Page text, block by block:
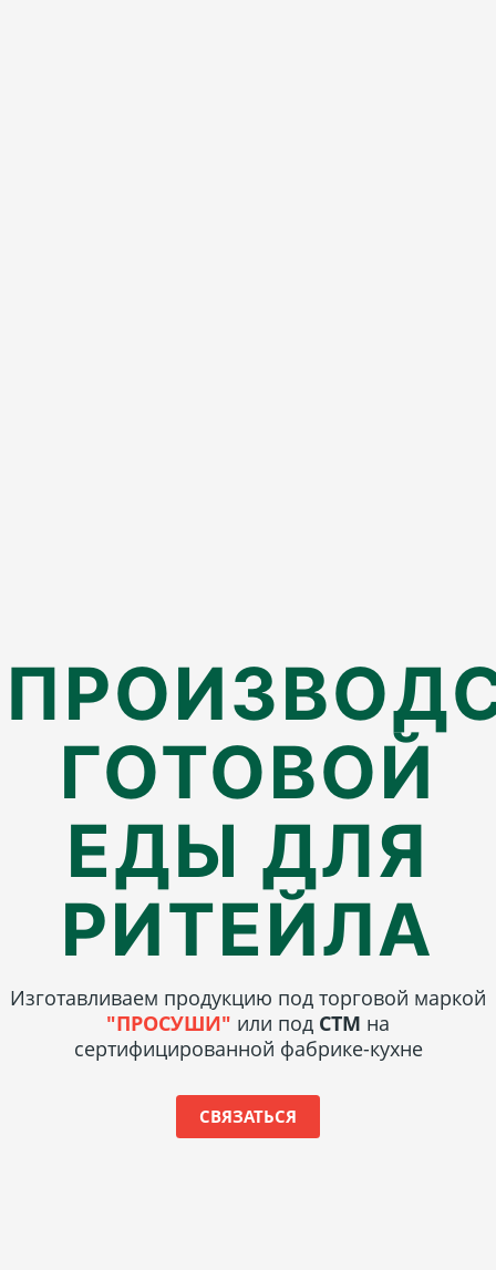
ГОТОВОЙ
ЕДЫ ДЛЯ
РИТЕЙЛА
Изготавливаем продукцию под торговой маркой
"ПРОСУШИ" или под СТМ на
сертифицированной фабрике-кухне
СВЯЗАТЬСЯ